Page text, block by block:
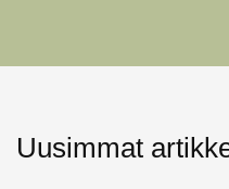
Uusimmat